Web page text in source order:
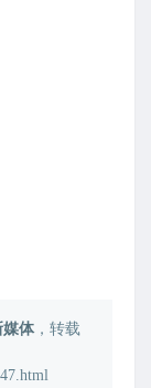
媒体，转载